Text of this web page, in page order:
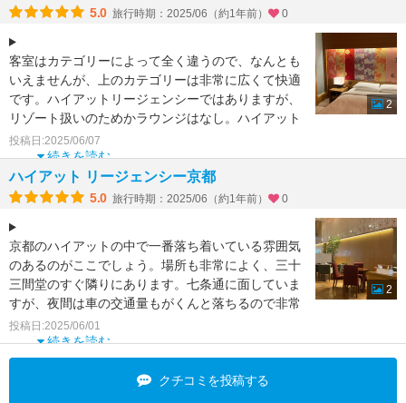
5.0 旅行時期：2025/06（約1年前） 0
客室はカテゴリーによって全く違うので、なんとも
いえませんが、上のカテゴリーは非常に広くて快適
です。ハイアットリージェンシーではありますが、
リゾート扱いのためかラウンジはなし。ハイアット
直営ではないもの
続きを読む
投稿日:2025/06/07
2
ハイアット リージェンシー京都
5.0 旅行時期：2025/06（約1年前） 0
京都のハイアットの中で一番落ち着いている雰囲気
のあるのがここでしょう。場所も非常によく、三十
三間堂のすぐ隣りにあります。七条通に面していま
すが、夜間は車の交通量もがくんと落ちるので非常
に静かです。深夜
続きを読む
投稿日:2025/06/01
2
クチコミを投稿する